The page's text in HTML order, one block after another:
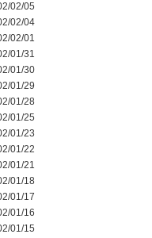
02/05
02/04
02/01
01/31
01/30
01/29
01/28
01/25
01/23
01/22
01/21
01/18
01/17
01/16
01/15